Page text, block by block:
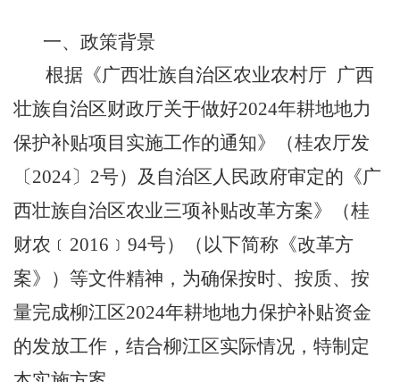
一、政策背景
根据《广西壮族自治区农业农村厅 广西
壮族自治区财政厅关于做好2024年耕地地力
保护补贴项目实施工作的通知》（桂农厅发
〔2024〕 2号）及自治区人民政府审定的《广
西壮族自治区农业三项补贴改革方案》（桂
财农﹝ 2016 ﹞ 94号）（以下简称《改革方
案》）等文件精神，为确保按时、按质、按
量完成柳江区2024年耕地地力保护补贴资金
的发放工作，结合柳江区实际情况，特制定